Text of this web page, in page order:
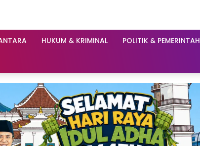
HUKUM & KRIMINAL POLITIK & PEMERINTAH